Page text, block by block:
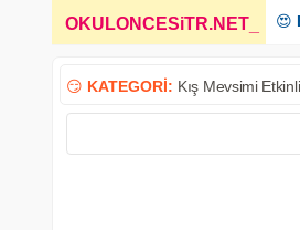
OKULONCESiTR.NET 😍
😏 KATEGORİ: Kış Mevsimi